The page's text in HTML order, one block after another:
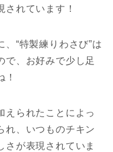
されています！
“特製練りわさび”は
で、お好みで少し足
！
えられたことによっ
れ、いつものチキン
さが表現されていま